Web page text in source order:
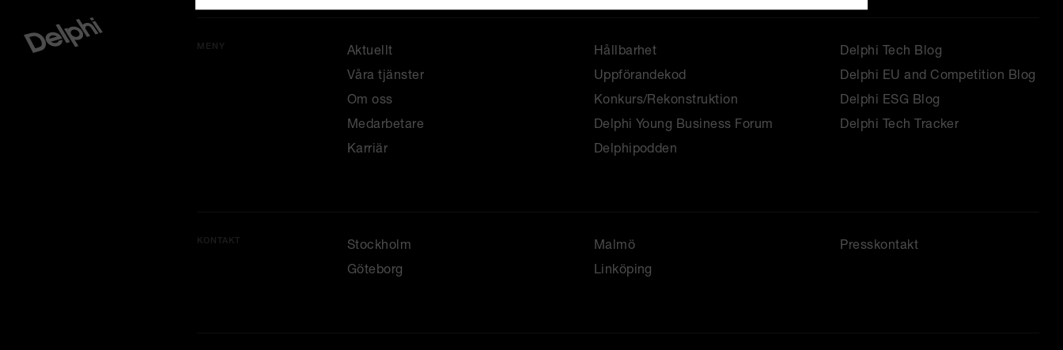
MENY Aktuellt Hållbarhet
Delphi Tech Blog
Våra tjänster
Uppförandekod
Delphi EU and Competition Blog
Om oss
Konkurs/Rekonstruktion
Delphi ESG Blog
Medarbetare
Delphi Young Business Forum
Delphi Tech Tracker
Karriär
Delphipodden
KONTAKT Stockholm Malmö
Presskontakt
Göteborg
Linköping